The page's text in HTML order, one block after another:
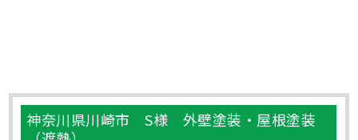
神奈川県川崎市 S様 外壁塗装・屋根塗装